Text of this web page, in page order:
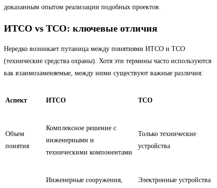
доказанным опытом реализации подобных проектов.
ИТСО vs ТСО: ключевые отличия
Нередко возникает путаница между понятиями ИТСО и ТСО
(технические средства охраны). Хотя эти термины часто используются
как взаимозаменяемые, между ними существуют важные различия:
Аспект ИТСО ТСО
Объем
понятия
Комплексное решение с
инженерными и
техническими компонентами
Только технические
устройства
Инженерные сооружения,
Электронные устройства